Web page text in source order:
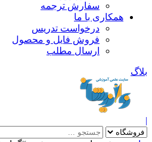
سفارش ترجمه
همکاری با ما
درخواست تدریس
فروش فایل و محصول
ارسال مطلب